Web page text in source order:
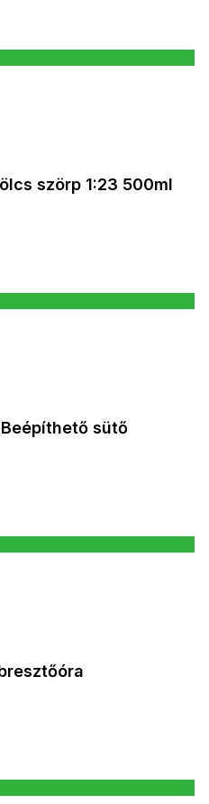
szörp 1:23 500ml
sütő